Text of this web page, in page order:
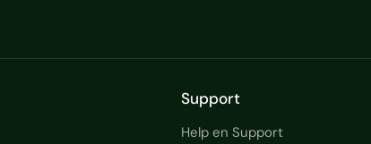
Support
Help en Support